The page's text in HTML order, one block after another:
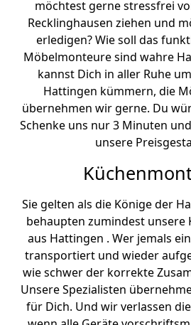
möchtest gerne stressfrei
Recklinghausen ziehen und
erledigen? Wie soll das
Möbelmonteure sind wahre
kannst Dich in aller Ruhe
Hattingen kümmern, die
übernehmen wir gerne. Du
Schenke uns nur 3 Minuten
unsere
Sie gelten als die Könige der
behaupten zumindest unsere
aus Hattingen . Wer jemals
transportiert und wieder
wie schwer der korrekte
Unsere Spezialisten
für Dich. Und wir verlassen